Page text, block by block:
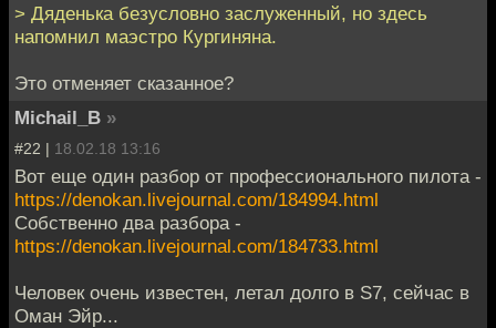
> Дяденька безусловно заслуженный, но здесь
напомнил маэстро Кургиняна.
Это отменяет сказанное?
Michail_B »
#22 | 18.02.18 13:16
Вот еще один разбор от профессионального пилота -
https://denokan.livejournal.com/184994.html
Собственно два разбора -
https://denokan.livejournal.com/184733.html
Человек очень известен, летал долго в S7, сейчас в
Оман Эйр...